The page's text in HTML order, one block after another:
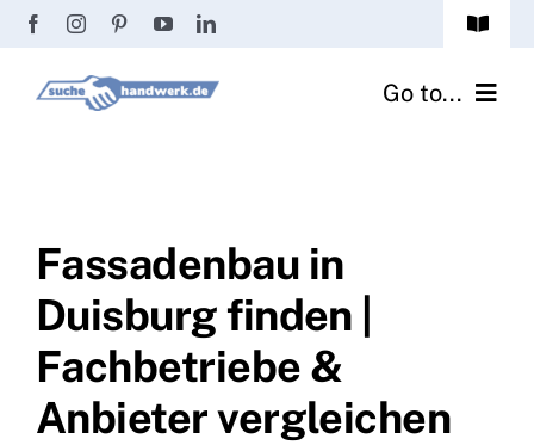
Zum
springen
Toggle
Passwort vergessen? Go to...
Handwerker Ratgeber
Wir über uns
Fassadenbau in
Duisburg finden |
Fachbetriebe &
Anbieter vergleichen